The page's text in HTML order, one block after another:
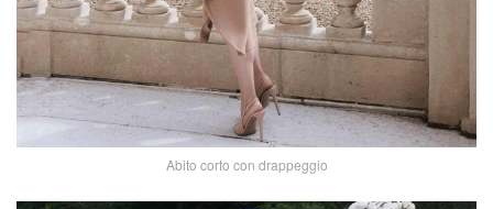
Abito corto con drappeggio